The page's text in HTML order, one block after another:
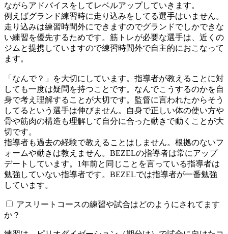
ながらアドバイスをしてレベルアップしていきます。
例えばグランド練習時に走り込みをしてる選手はいません。
走り込みは練習時間外にできますのでグランドでしかできな
い練習を優先するためです。筋トレが必要な選手は、近くの
ジムと提携していますので練習時間外で自主的におこなって
ます。
「なんで？」を大切にしています。指導者が教えることに対
しても一度は疑問を持つことです。なんでこうするのかを自
身で考え理解することが大切です。監督に言われたからそう
してるという選手は伸びません。自身で正しい体の使い方や
骨や筋肉の構造も理解して自分に合った動きで動くことが大
切です。
指導者も過去の経験で教えることはしません。根拠のないフ
ォームや動きは教えません。BEZELの指導者は常にアップ
デートしています。1年前と同じことを言っている指導者は
勉強していない指導者です。BEZELでは指導者が一番勉強
しています。
アスリートコースの練習や試合はどのようにされてます
か？